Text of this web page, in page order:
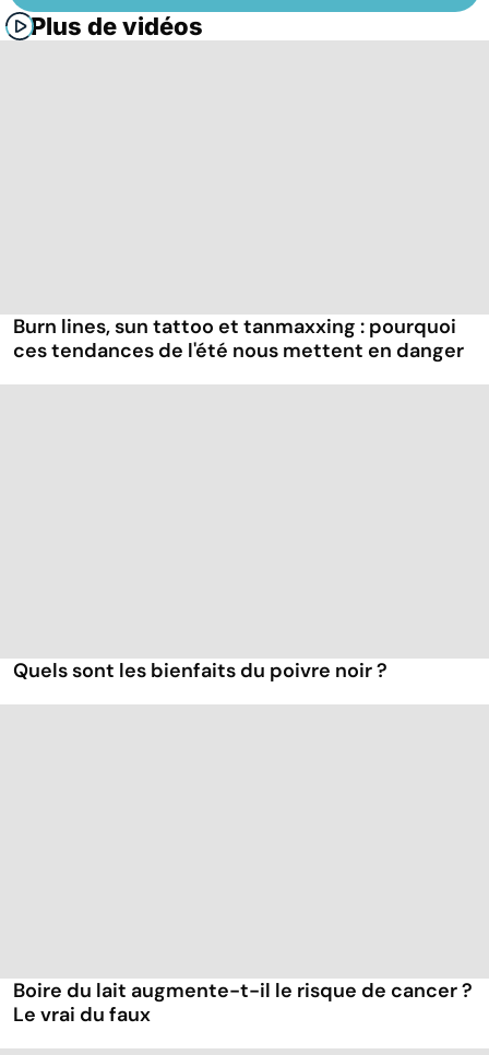
Plus de vidéos
Burn lines, sun tattoo et tanmaxxing : pourquoi
ces tendances de l'été nous mettent en danger
Quels sont les bienfaits du poivre noir ?
Boire du lait augmente-t-il le risque de cancer ?
Le vrai du faux